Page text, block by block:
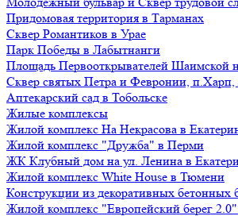
Придомовая территория в Тарманах
Сквер Романтиков в Урае
Парк Победы в Лабытнанги
Площадь Первооткрывателей Шаимской
Сквер святых Петра и Февронии,
Аптекарский сад в Тобольске
Жилые комплексы
Жилой комплекс На Некрасова в
Жилой комплекс "Дружба" в Перми
ЖК Клубный дом на ул. Ленина в
Жилой комплекс White House в Тюмени
Конструкции из декоративных
Жилой комплекс "Европейский берег